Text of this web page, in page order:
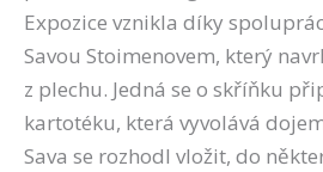
Expozice vznikla díky
Savou Stoimenovem, který
z plechu. Jedná se o skříňku
kartotéku, která vyvolává
Sava se rozhodl vložit, do